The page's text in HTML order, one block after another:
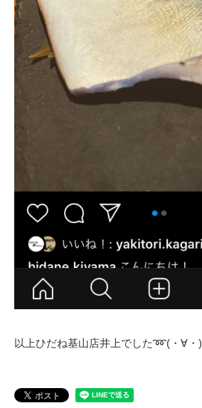
以上ひだね基山店井上でした➿(・∀・)